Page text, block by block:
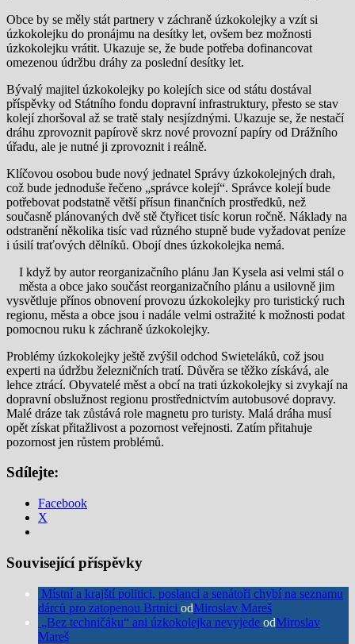
Obce by se měly stát partnery v záchraně úzkokolejky a vzít si
úzkokolejku do pronájmu na desítky let, ovšem bez možnosti
úzkokolejku vrátit. Ukazuje se, že bude potřeba dofinancovat
omezenou údržbu dráhy za poslední desítky let.
Bývalý majitel úzkokolejky po kolejích sice od státu dostával
příspěvky od Státního fondu dopravní infrastruktury, přesto se stav
kolejí zhoršoval až se tratě staly nesjízdnými. Ukazuje se, že nestačí
dráhu zprovoznit papírově skrz nové provozní papíry od Drážního
úřadu, ale je nutné ji zprovoznit i reálně.
Klíčovou osobou bude nový jednatel Správy úzkokolejných drah,
což bude jednoduše řečeno „správce kolejí“. Správce kolejí bude
potřebovat podstatně větší přísun finančních prostředků, než
současně plánovaných dvě stě čtyřicet tisíc korun ročně. Náklady na
odstranění několika tisíc vad různého stupně bude vyžadovat peníze
i úsilí traťových dělníků. Obojí dnes úzkokolejka nemá.
I když by autor reorganizačního plánu Jan Kysela asi velmi stál o
města a obce jako součást reorganizačního plánu a usilovně jim
vysvětluje přínos obnovení provozu úzkokolejky pro turistický ruch
regionu, města a obce jsou i nadále velmi ostražité k možnosti podat
pomocnou ruku k záchraně úzkokolejky.
Problémy úzkokolejky ještě zvýšil odchod Swieteláků, což jsou
experti na údržbu železničních tratí. Důvěra se těžko získává, ale
lehce ztrácí. Obyvatelé měst a obcí na trati úzkokolejky si zvykají na
dopravní obslužnost regionu prostřednictvím autobusové dopravy.
Malé dráze tak zůstává role magnetu pro turisty. Malá dráha musí
opět získat přitažlivost a pozornost veřejnosti. Zatím přitahuje
pozornost jen růstem problémů.
Sdílejte:
Facebook
X
Související příspěvky
Místní a krajští politici, poslanci a senátoři chybí na seznamu
dárců pro zatopenou Brtnici odMiroslav Mareš
„Bez techničáku“ ani úzkokolejka nevyjede odMiroslav
Mareš